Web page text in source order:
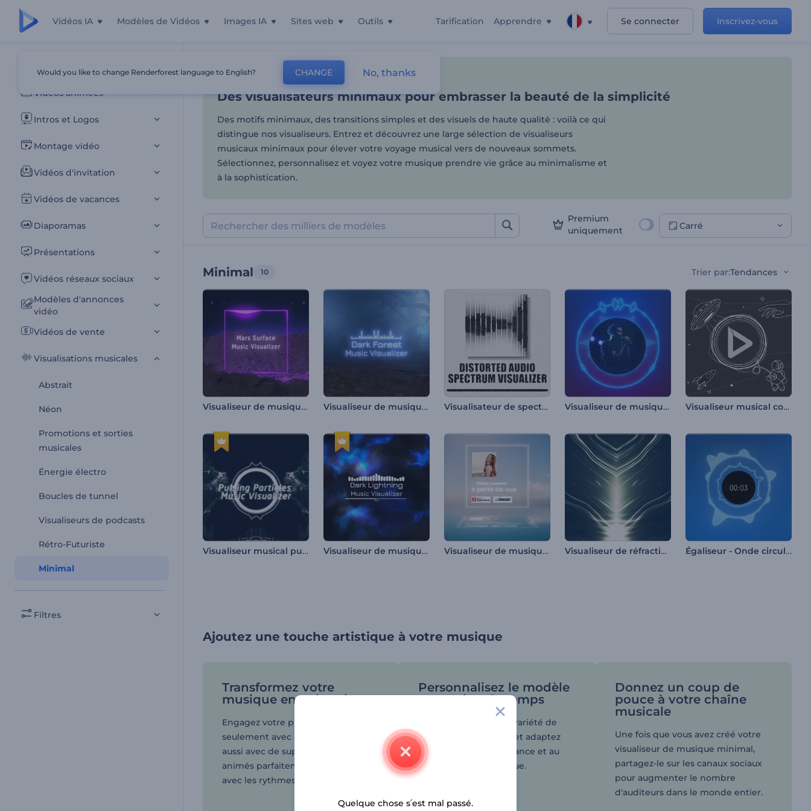
Vidéos IA Modèles de Vidéos Images IA Sites web Outils Tarification Apprendre Se connecter Inscrivez-vous
Tous les modèles
Vidéos animées
Intros et Logos
Montage vidéo
Vidéos d'invitation
Vidéos de vacances
Diaporamas
Présentations
Vidéos réseaux sociaux
Modèles d'annonces
vidéo
Vidéos de vente
Visualisations musicales
Abstrait
Néon
Promotions et sorties
musicales
Énergie électro
Boucles de tunnel
Visualiseurs de podcasts
Rétro-Futuriste
Minimal
Filtres
Des visualisateurs minimaux pour embrasser la beauté de la
Accueil Modèles Visualisations Musicales Minimal
Des visualisateurs minimaux pour embrasser la beauté de la simplicité
Des motifs minimaux, des transitions simples et des visuels de haute qualité : voilà ce qui
distingue nos visualiseurs. Entrez et découvrez une large sélection de visualiseurs
musicaux minimaux pour élever votre voyage musical vers de nouveaux sommets.
Sélectionnez, personnalisez et voyez votre musique prendre vie grâce au minimalisme et
à la sophistication.
Premium
uniquement
Carré
Minimal 10 Trier par:Tendances
Visualiseur de musique surface de Mars Visualiseur de musique Dark Forest Visualisateur de spectre audio déformé Visualiseur de musique Minimal Beats Visualiseur musical cosmic
Visualiseur musical pulsé Visualiseur de musique Dark Lightning Visualiseur de musique aquatique Visualiseur de réfraction rythmique Égaliseur - Onde circulaire
Ajoutez une touche artistique à votre musique
Transformez votre
musique en animation
Engagez votre public non
seulement avec de la musique mais
aussi avec de superbes visuels
animés parfaitement synchronisés
avec les rythmes.
Personnalisez le modèle
en un rien de temps
Choisissez parmi une variété de
styles de visualisation et adaptez
chaque détail à l'ambiance et au
genre de votre musique.
Donnez un coup de
pouce à votre chaîne
musicale
Une fois que vous avez créé votre
visualiseur de musique minimal,
partagez-le sur les canaux sociaux
pour augmenter le nombre
d'auditeurs dans le monde entier.
Would you like to change Renderforest language to English? CHANGE No, thanks
Quelque chose s՛est mal passé.